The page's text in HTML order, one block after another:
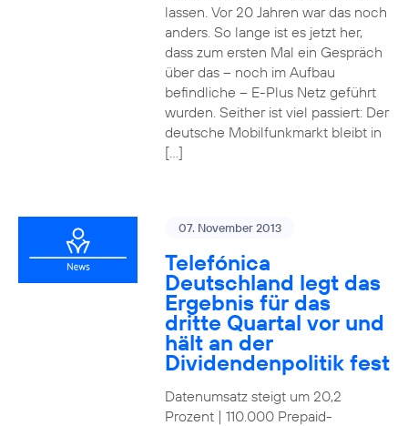
lassen. Vor 20 Jahren war das noch
anders. So lange ist es jetzt her,
dass zum ersten Mal ein Gespräch
über das – noch im Aufbau
befindliche – E-Plus Netz geführt
wurden. Seither ist viel passiert: Der
deutsche Mobilfunkmarkt bleibt in
[…]
07. November 2013
Telefónica
Deutschland legt das
Ergebnis für das
dritte Quartal vor und
hält an der
Dividendenpolitik fest
Datenumsatz steigt um 20,2
Prozent | 110.000 Prepaid-